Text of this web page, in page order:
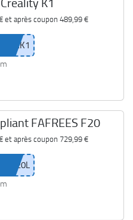
K1
et après coupon 489,99 €
FAFREES F20
et après coupon 729,99 €